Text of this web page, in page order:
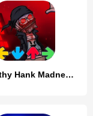
Antipathy Hank Madness Battle